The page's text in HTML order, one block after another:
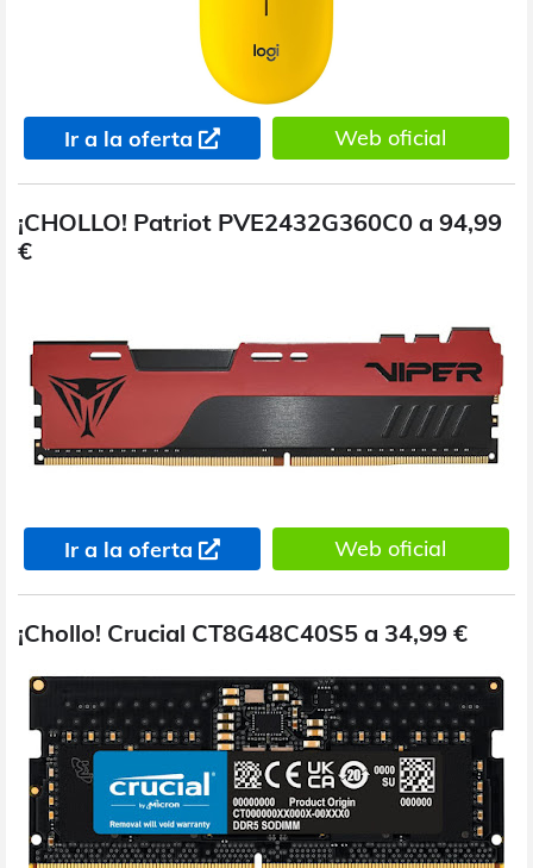
Ir a la oferta Web oficial
¡CHOLLO! Patriot PVE2432G360C0 a 94,99
€
Ir a la oferta Web oficial
¡Chollo! Crucial CT8G48C40S5 a 34,99 €